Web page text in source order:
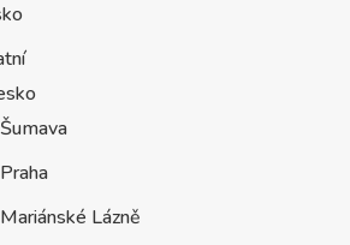
Šumava
Praha
Mariánské Lázně